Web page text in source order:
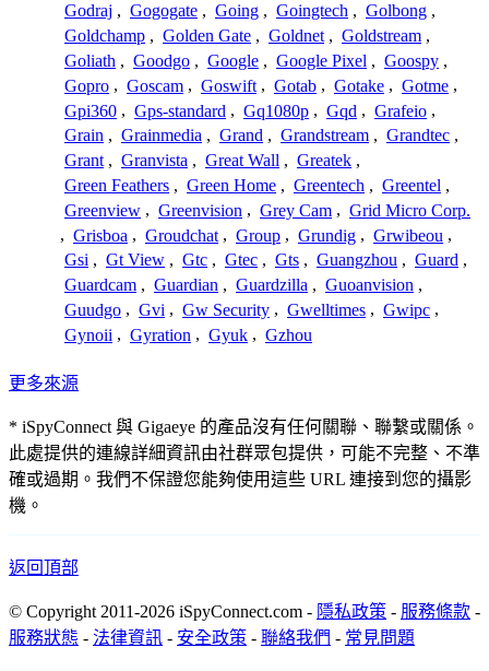
Godraj , Gogogate , Going , Goingtech , Golbong ,
Goldchamp , Golden Gate , Goldnet , Goldstream ,
Goliath , Goodgo , Google , Google Pixel , Goospy ,
Gopro , Goscam , Goswift , Gotab , Gotake , Gotme ,
Gpi360 , Gps-standard , Gq1080p , Gqd , Grafeio ,
Grain , Grainmedia , Grand , Grandstream , Grandtec ,
Grant , Granvista , Great Wall , Greatek ,
Green Feathers , Green Home , Greentech , Greentel ,
Greenview , Greenvision , Grey Cam , Grid Micro Corp.
, Grisboa , Groudchat , Group , Grundig , Grwibeou ,
Gsi , Gt View , Gtc , Gtec , Gts , Guangzhou , Guard ,
Guardcam , Guardian , Guardzilla , Guoanvision ,
Guudgo , Gvi , Gw Security , Gwelltimes , Gwipc ,
Gynoii , Gyration , Gyuk , Gzhou
更多來源
* iSpyConnect 與 Gigaeye 的產品沒有任何關聯、聯繫或關係。
此處提供的連線詳細資訊由社群眾包提供，可能不完整、不準
確或過期。我們不保證您能夠使用這些 URL 連接到您的攝影
機。
返回頂部
© Copyright 2011-2026 iSpyConnect.com - 隱私政策 - 服務條款 -
服務狀態 - 法律資訊 - 安全政策 - 聯絡我們 - 常見問題